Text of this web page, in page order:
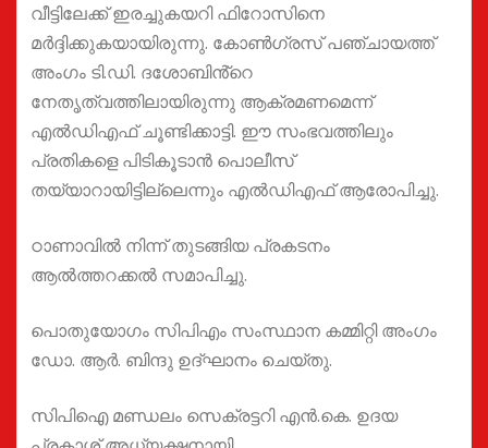
വീട്ടിലേക്ക് ഇരച്ചുകയറി ഫിറോസിനെ
മർദ്ദിക്കുകയായിരുന്നു. കോൺഗ്രസ് പഞ്ചായത്ത്
അംഗം ടി.ഡി. ദശോബിൻ്റെ
നേതൃത്വത്തിലായിരുന്നു ആക്രമണമെന്ന്
എൽഡിഎഫ് ചൂണ്ടിക്കാട്ടി. ഈ സംഭവത്തിലും
പ്രതികളെ പിടികൂടാൻ പൊലീസ്
തയ്യാറായിട്ടില്ലെന്നും എൽഡിഎഫ് ആരോപിച്ചു.
ഠാണാവിൽ നിന്ന് തുടങ്ങിയ പ്രകടനം
ആൽത്തറക്കൽ സമാപിച്ചു.
പൊതുയോഗം സിപിഎം സംസ്ഥാന കമ്മിറ്റി അംഗം
ഡോ. ആർ. ബിന്ദു ഉദ്ഘാനം ചെയ്തു.
സിപിഐ മണ്ഡലം സെക്രട്ടറി എൻ.കെ. ഉദയ